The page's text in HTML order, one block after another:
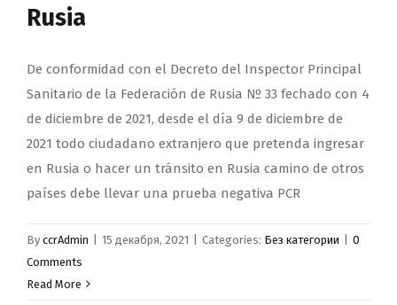
Rusia
De conformidad con el Decreto del Inspector Principal
Sanitario de la Federación de Rusia № 33 fechado con 4
de diciembre de 2021, desde el día 9 de diciembre de
2021 todo ciudadano extranjero que pretenda ingresar
en Rusia o hacer un tránsito en Rusia camino de otros
países debe llevar una prueba negativa PCR
By ccrAdmin 15 декабря, 2021 Categories: Без категории
0
Comments
Read More